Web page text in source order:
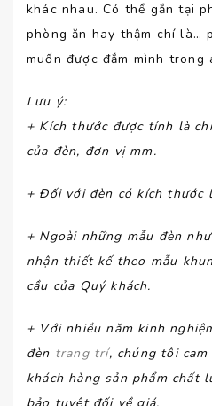
khác nhau. Có thể gắn tại
phòng ăn hay thậm chí là…
muốn được đắm mình trong
Lưu ý:
+ Kích thước được tính là
của đèn, đơn vị mm.
+ Đối với đèn có kích thước
+ Ngoài những mẫu đèn
nhận thiết kế theo mẫu
cầu của Quý khách.
+ Với nhiều năm kinh
đèn trang trí, chúng tôi
khách hàng sản phẩm chất